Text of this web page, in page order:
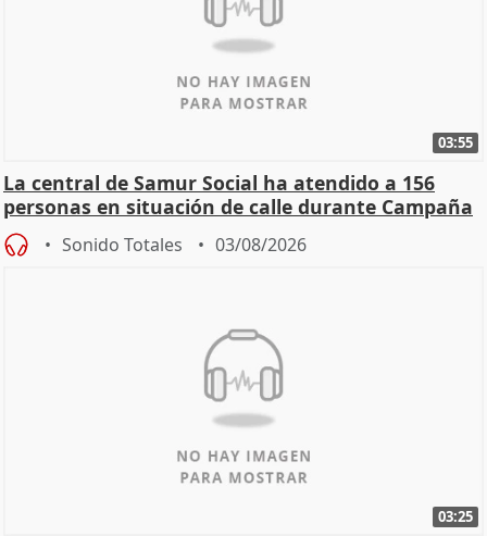
03:55
La central de Samur Social ha atendido a 156
personas en situación de calle durante Campaña
de Calor
Sonido Totales 03/08/2026
03:25